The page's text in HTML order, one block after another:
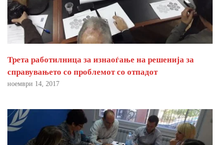
Трета работилница за изнаоѓање на решенија за
справувањето со проблемот со отпадот
ноември 14, 2017